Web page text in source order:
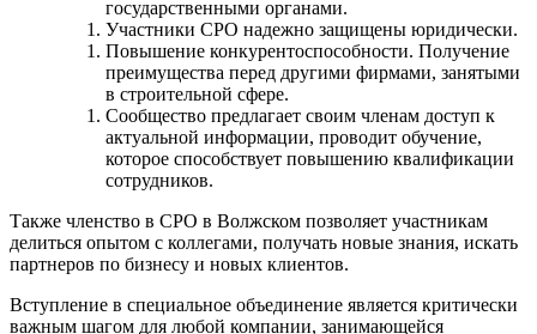
государственными органами.
Участники СРО надежно защищены юридически.
Повышение конкурентоспособности. Получение
преимущества перед другими фирмами, занятыми
в строительной сфере.
Сообщество предлагает своим членам доступ к
актуальной информации, проводит обучение,
которое способствует повышению квалификации
сотрудников.
Также членство в СРО в Волжском позволяет участникам
делиться опытом с коллегами, получать новые знания, искать
партнеров по бизнесу и новых клиентов.
Вступление в специальное объединение является критически
важным шагом для любой компании, занимающейся